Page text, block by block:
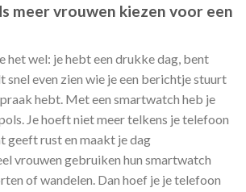
meer vrouwen kiezen voor een
het wel: je hebt een drukke dag, bent
snel even zien wie je een berichtje stuurt
hebt. Met een smartwatch heb je
Je hoeft niet meer telkens je telefoon
geeft rust en maakt je dag
vrouwen gebruiken hun smartwatch
of wandelen. Dan hoef je je telefoon